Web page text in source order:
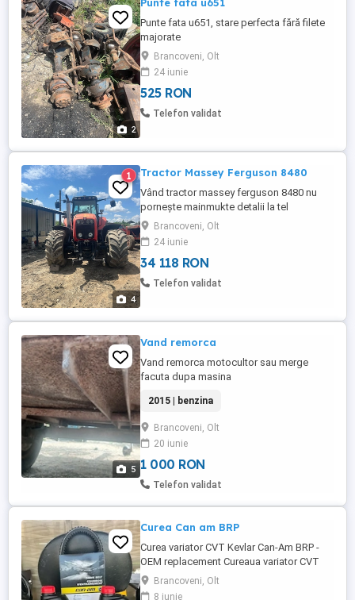
2
Punte fata u651, stare perfecta fără filete
majorate
Brancoveni, Olt
24 iunie
525 RON
Telefon validat
4
1 Tractor Massey Ferguson 8480
Vând tractor massey ferguson 8480 nu
pornește mainmukte detalii la tel
Brancoveni, Olt
24 iunie
34 118 RON
Telefon validat
5
Vand remorca
Vand remorca motocultor sau merge
facuta dupa masina
2015 | benzina
Brancoveni, Olt
20 iunie
1 000 RON
Telefon validat
Curea Can am BRP
Curea variator CVT Kevlar Can-Am BRP -
OEM replacement Cureaua variator CVT
Kevlar Can-Am BRP este disponibila la cel
mai bun pret direct de la producator. Este
Brancoveni, Olt
8 iunie